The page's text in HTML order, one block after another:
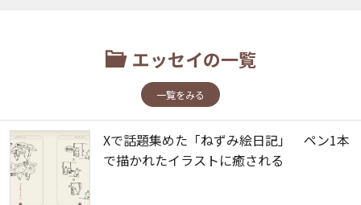
エッセイの一覧
一覧をみる
Xで話題集めた「ねずみ絵日記」 ペン1本
で描かれたイラストに癒される